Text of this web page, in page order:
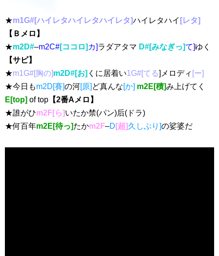
★m1G#[ハイレタハイレタハイレタ]ハイレタハイ [レタ]
【Ｂメロ】
★m2D#–m2C#[ココロ] カ]ラダアタマ D#[みなぎっ]て]ゆく
【サビ】
★m1G#[胸の]m2D#[お] くに居着い1G#[てる]メロディ [ー]
★今日もm2D[賽]の河[原] ど真んな[か] m2E[積]み上げてく
E[top] of top 【2番Aメロ】
★誰がひm2F[ら]いたか禁(パン)后(ドラ)
★何百年m2E[待っ]たかm2F–D [超]久しぶり]の娑婆だ